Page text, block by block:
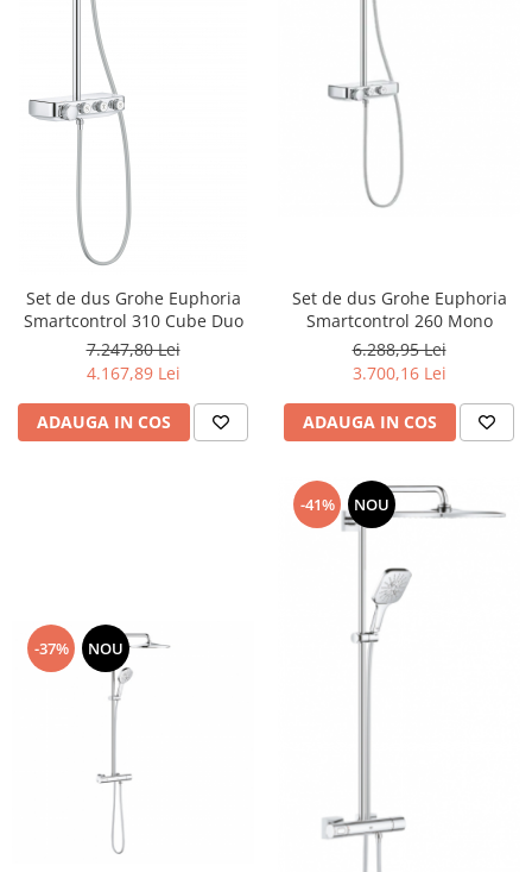
Set de dus Grohe Euphoria
Smartcontrol 310 Cube Duo
7.247,80 Lei
4.167,89 Lei
ADAUGA IN COS
Set de dus Grohe Euphoria
Smartcontrol 260 Mono
6.288,95 Lei
3.700,16 Lei
ADAUGA IN COS
-37% NOU
-41% NOU